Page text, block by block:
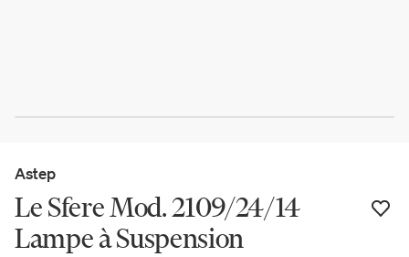
Astep
Le Sfere Mod. 2109/24/14
Lampe à Suspension